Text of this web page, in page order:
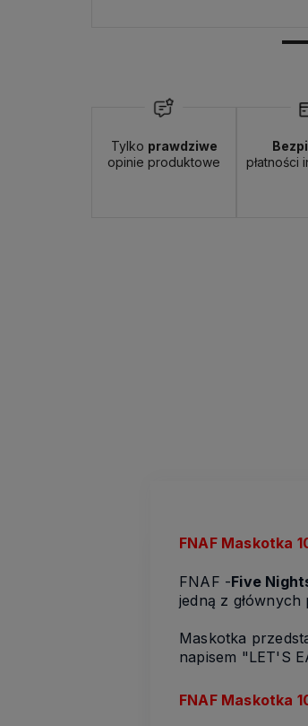
Tylko prawdziwe
opinie produktowe
płatności
FNAF Maskotka
FNAF -Five
jedną z
Maskotka
napisem "LET'S
FNAF Maskotka